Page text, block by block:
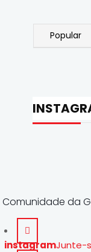
Popular
Comunidade da
instagramJunte-